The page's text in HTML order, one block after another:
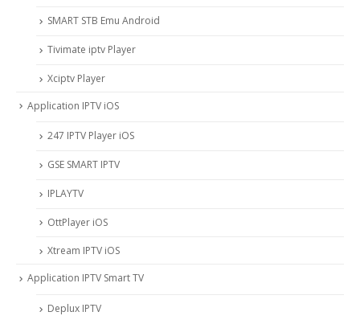
SMART STB Emu Android
Tivimate iptv Player
Xciptv Player
Application IPTV iOS
247 IPTV Player iOS
‎GSE SMART IPTV
IPLAYTV
OttPlayer iOS
Xtream IPTV iOS
Application IPTV Smart TV
Deplux IPTV